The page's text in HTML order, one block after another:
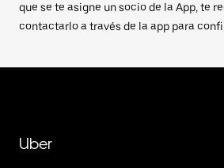
que se te asigne un socio de la App, te
contactarlo a través de la app para
Uber